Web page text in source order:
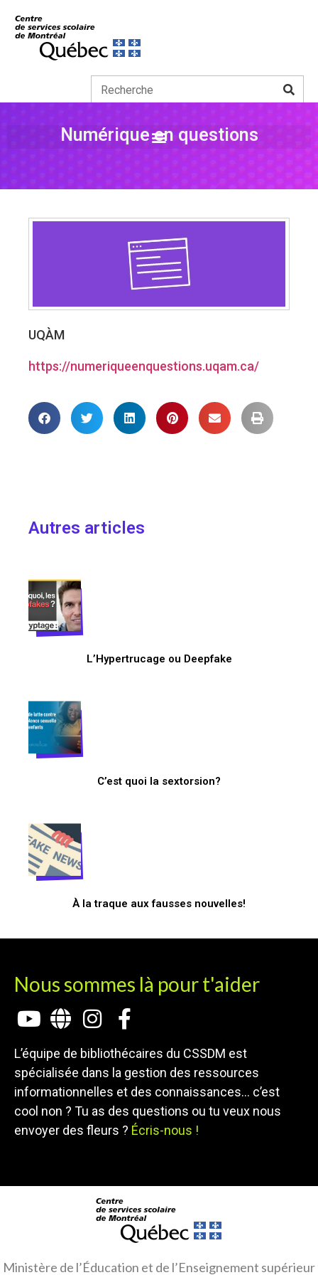
Numérique en questions
UQÀM
https://numeriqueenquestions.uqam.ca/
Autres articles
L’Hypertrucage ou Deepfake
C’est quoi la sextorsion?
À la traque aux fausses nouvelles!
Nous sommes là pour t'aider
L’équipe de bibliothécaires du CSSDM est
spécialisée dans la gestion des ressources
informationnelles et des connaissances… c’est
cool non ? Tu as des questions ou tu veux nous
envoyer des fleurs ? Écris-nous !
Ministère de l’Éducation et de l’Enseignement supérieur